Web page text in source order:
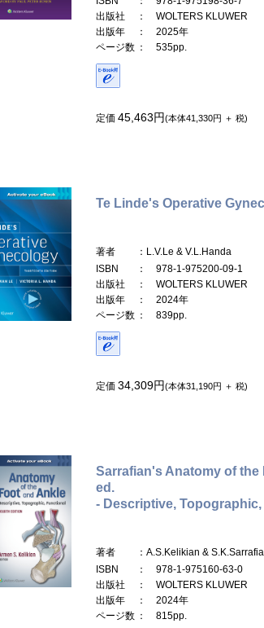
出版社
： WOLTERS KLUWER
出版年
： 2025年
ページ数 ： 535pp.
定価 45,463円(本体41,330円 ＋ 税)
Te Linde's Operative
著者
：L.V.Le & V.L.Handa
ISBN
： 978-1-975200-09-1
出版社
： WOLTERS KLUWER
出版年
： 2024年
ページ数 ： 839pp.
定価 34,309円(本体31,190円 ＋ 税)
Sarrafian's Anatomy of the
ed.
- Descriptive, Topographic,
著者
：A.S.Kelikian &
ISBN
： 978-1-975160-63-0
出版社
： WOLTERS KLUWER
出版年
： 2024年
ページ数 ： 815pp.